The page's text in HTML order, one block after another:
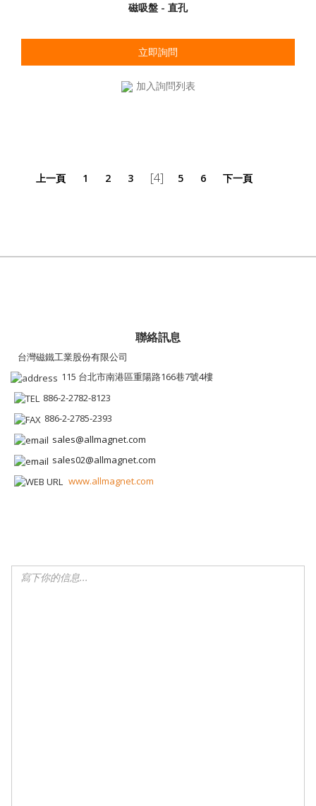
磁吸盤 - 直孔
立即詢問
加入詢問列表
上一頁 1 2 3 [4] 5 6 下一頁
聯絡訊息
台灣磁鐵工業股份有限公司
115 台北市南港區重陽路166巷7號4樓
886-2-2782-8123
886-2-2785-2393
sales@allmagnet.com
sales02@allmagnet.com
www.allmagnet.com